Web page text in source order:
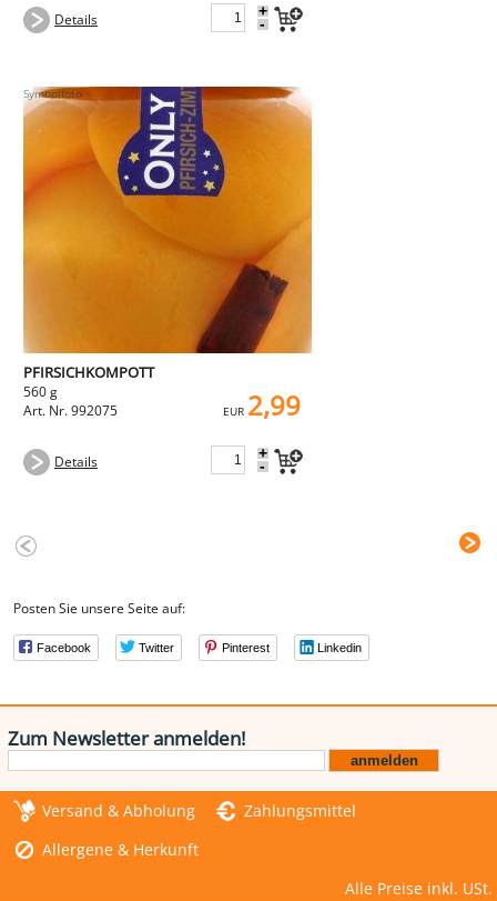
Details +
-
PFIRSICHKOMPOTT
560 g
Art. Nr. 992075
EUR 2,99
Details +
-
Posten Sie unsere Seite auf:
Facebook Twitter Pinterest Linkedin
Zum Newsletter anmelden!
Versand & Abholung
Zahlungsmittel
Allergene & Herkunft
Alle Preise inkl. USt.